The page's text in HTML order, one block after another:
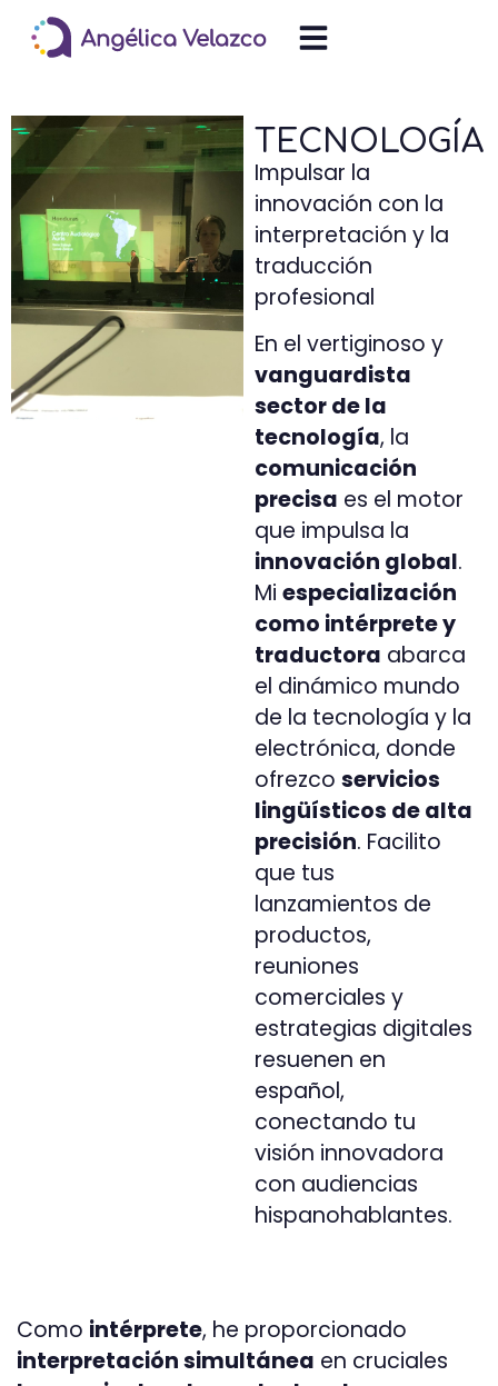
TECNOLOGÍA
Impulsar la
innovación con la
interpretación y la
traducción
profesional
En el vertiginoso y
vanguardista
sector de la
tecnología, la
comunicación
precisa es el motor
que impulsa la
innovación global.
Mi especialización
como intérprete y
traductora abarca
el dinámico mundo
de la tecnología y la
electrónica, donde
ofrezco servicios
lingüísticos de alta
precisión. Facilito
que tus
lanzamientos de
productos,
reuniones
comerciales y
estrategias digitales
resuenen en
español,
conectando tu
visión innovadora
con audiencias
hispanohablantes.
Como intérprete, he proporcionado
interpretación simultánea en cruciales